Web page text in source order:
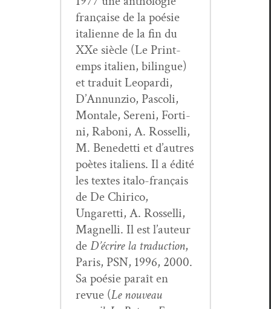
française de la poésie
ital­i­enne de la fin du
XXe siè­cle (Le Print­
emps ital­ien, bilingue)
et traduit Leop­ar­di,
D’An­nun­zio, Pas­coli,
Mon­tale, Sereni, For­ti­
ni, Raboni, A. Rossel­li,
M. Benedet­ti et d’autres
poètes ital­iens. Il a édité
les textes ita­lo-français
de De Chiri­co,
Ungaret­ti, A. Rossel­li,
Mag­nel­li. Il est l’au­teur
deD’écrire la tra­duc­tion,
Paris, PSN, 1996, 2000.
Sa poésie paraît en
revue (Le nou­veau